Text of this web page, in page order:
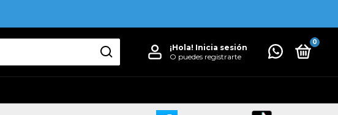
¡Hola! Inicia sesión
O puedes registrarte
0